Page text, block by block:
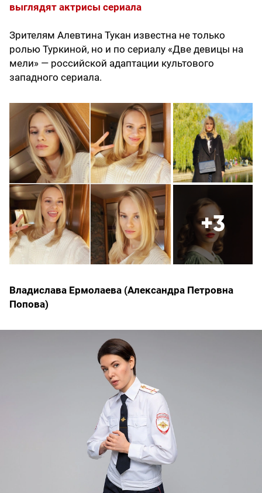
выглядят актрисы сериала
Зрителям Алевтина Тукан известна не только
ролью Туркиной, но и по сериалу «Две девицы на
мели» — российской адаптации культового
западного сериала.
+3
Владислава Ермолаева (Александра Петровна
Попова)